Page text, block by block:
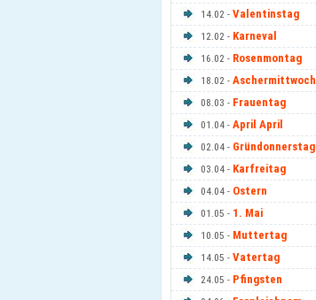
14.02 - Valentinstag
12.02 - Karneval
16.02 - Rosenmontag
18.02 - Aschermittwoch
08.03 - Frauentag
01.04 - April April
02.04 - Gründonnerstag
03.04 - Karfreitag
04.04 - Ostern
01.05 - 1. Mai
10.05 - Muttertag
14.05 - Vatertag
24.05 - Pfingsten